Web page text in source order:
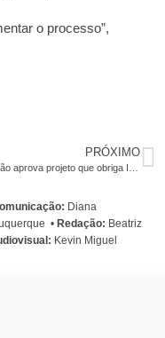
o processo”,
PRÓXIMO
Diana
• Redação: Beatriz
Kevin Miguel